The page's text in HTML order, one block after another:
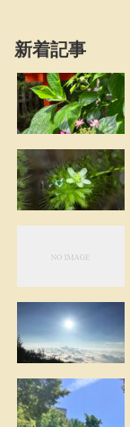
新着記事